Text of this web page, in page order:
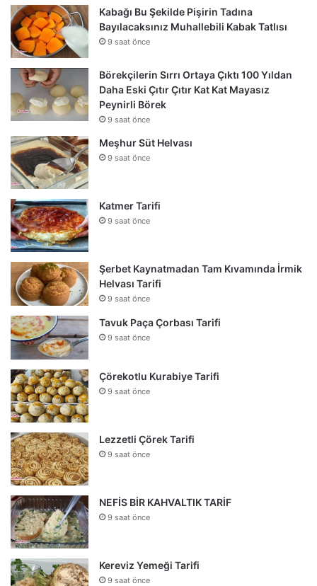
Kabağı Bu Şekilde Pişirin Tadına
Bayılacaksınız Muhallebili Kabak Tatlısı
9 saat önce
Börekçilerin Sırrı Ortaya Çıktı 100 Yıldan
Daha Eski Çıtır Çıtır Kat Kat Mayasız
Peynirli Börek
9 saat önce
Meşhur Süt Helvası
9 saat önce
Katmer Tarifi
9 saat önce
Şerbet Kaynatmadan Tam Kıvamında İrmik
Helvası Tarifi
9 saat önce
Tavuk Paça Çorbası Tarifi
9 saat önce
Çörekotlu Kurabiye Tarifi
9 saat önce
Lezzetli Çörek Tarifi
9 saat önce
NEFİS BİR KAHVALTIK TARİF
9 saat önce
Kereviz Yemeği Tarifi
9 saat önce